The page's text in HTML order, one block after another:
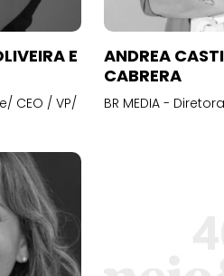
E
CEO / VP/
ANDREA
CABRERA
BR MEDIA -